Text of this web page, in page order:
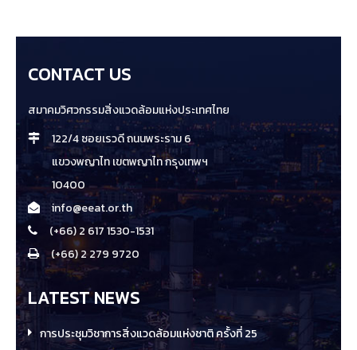
CONTACT US
สมาคมวิศวกรรมสิ่งแวดล้อมแห่งประเทศไทย
122/4 ซอยเรวดี ถนนพระราม 6
แขวงพญาไท เขตพญาไท กรุงเทพฯ
10400
info@eeat.or.th
(+66) 2 617 1530-1531
(+66) 2 279 9720
LATEST NEWS
การประชุมวิชาการสิ่งแวดล้อมแห่งชาติ ครั้งที่ 25